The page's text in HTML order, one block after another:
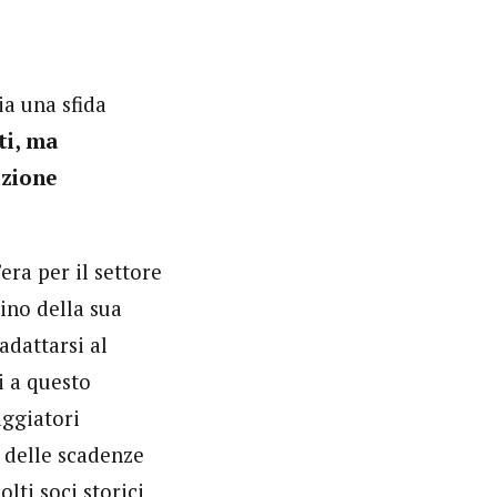
una sfida
ma
per il settore
della sua
al
questo
scadenze
soci storici